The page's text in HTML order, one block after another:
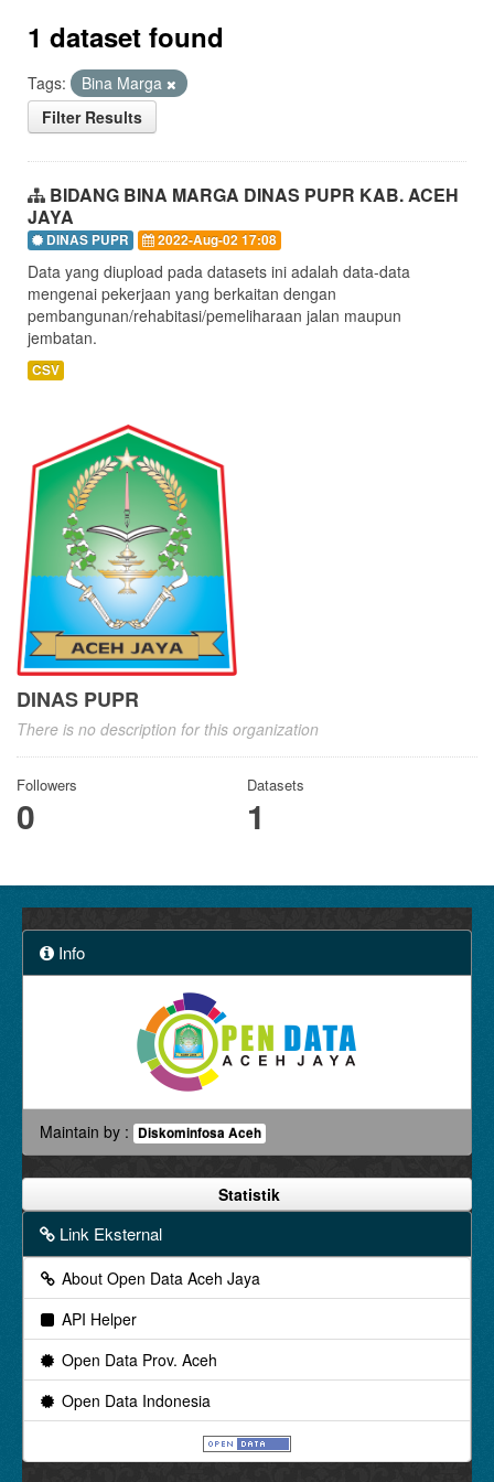
1 dataset found
Tags:
Bina Marga
Filter Results
BIDANG BINA MARGA DINAS PUPR KAB. ACEH
JAYA
DINAS PUPR 2022-Aug-02 17:08
Data yang diupload pada datasets ini adalah data-data
mengenai pekerjaan yang berkaitan dengan
pembangunan/rehabitasi/pemeliharaan jalan maupun
jembatan.
CSV
DINAS PUPR
There is no description for this organization
Followers
0
Datasets
1
Info
Maintain by : Diskominfosa Aceh
Statistik
Link Eksternal
About Open Data Aceh Jaya
API Helper
Open Data Prov. Aceh
Open Data Indonesia